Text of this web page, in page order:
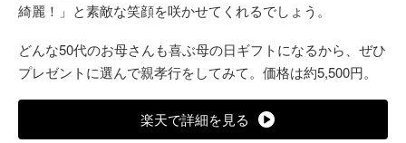
綺麗！」と素敵な笑顔を咲かせてくれるでしょう。
どんな50代のお母さんも喜ぶ母の日ギフトになるから、ぜひ
プレゼントに選んで親孝行をしてみて。価格は約5,500円。
楽天で詳細を見る